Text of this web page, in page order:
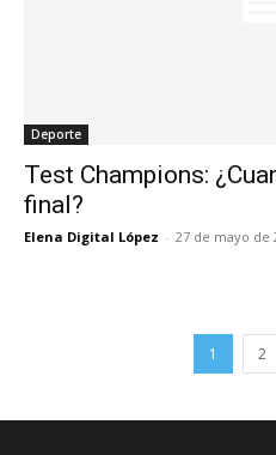
Deporte
Test Champions:
final?
Elena Digital López - 27 de mayo de
1 2